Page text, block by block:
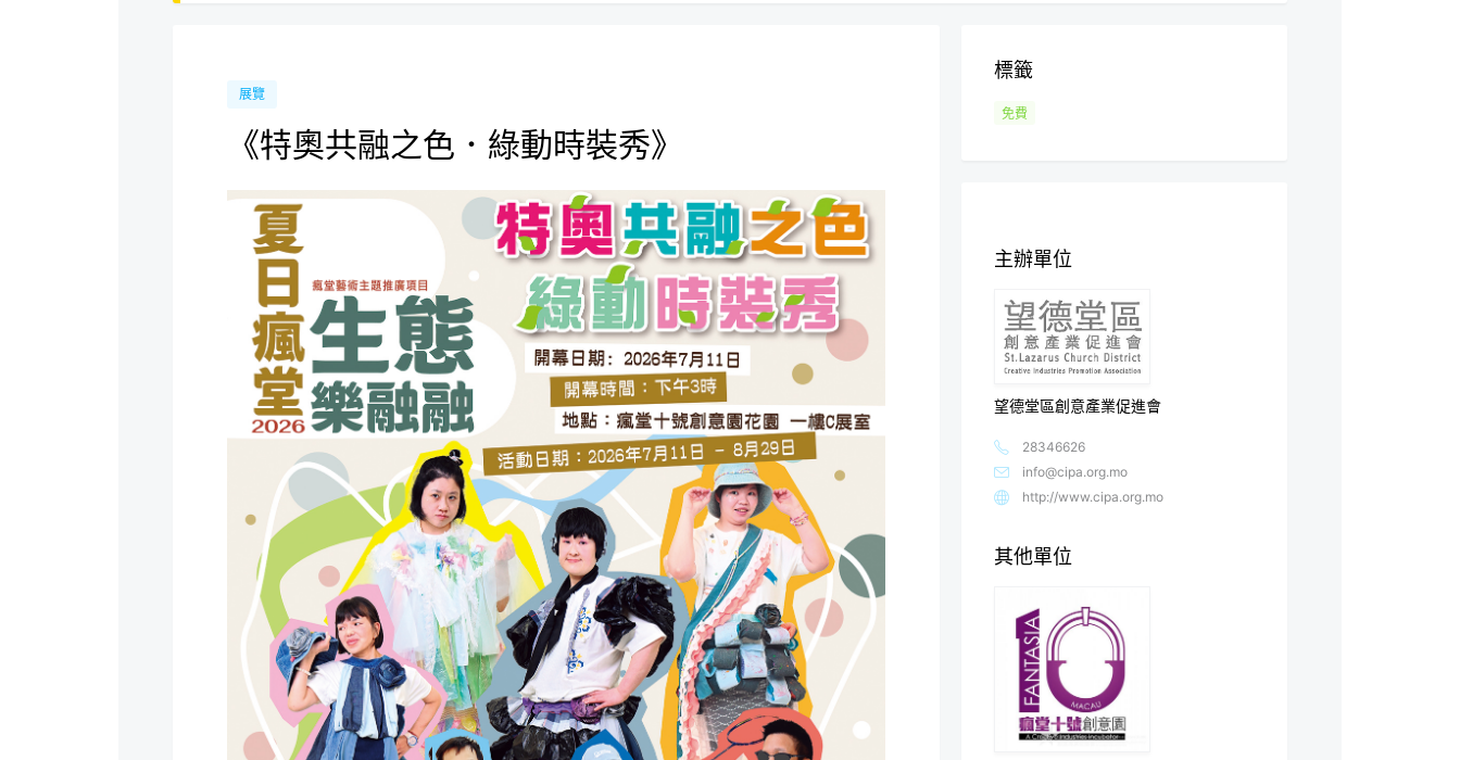
展覽
《特奧共融之色．綠動時裝秀》
標籤
免費
主辦單位
望德堂區創意產業促進會
28346626
info@cipa.org.mo
http://www.cipa.org.mo
其他單位